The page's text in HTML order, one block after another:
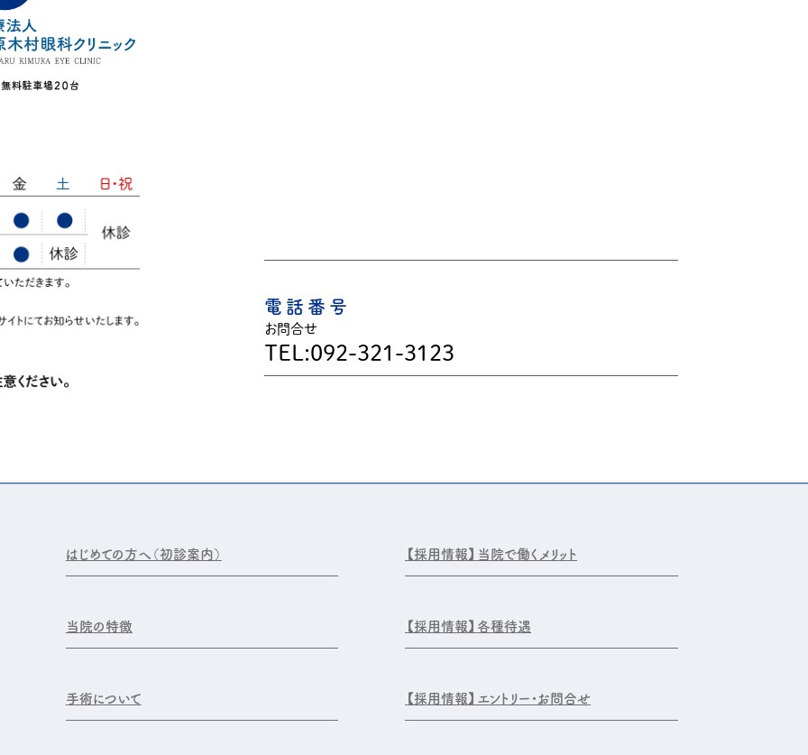
電話番号
お問合せ
TEL:092-321-3123
はじめての方へ（初診案内）
当院の特徴
手術について
【採用情報】 当院で働くメリット
【採用情報】 各種待遇
【採用情報】 エントリー・お問合せ